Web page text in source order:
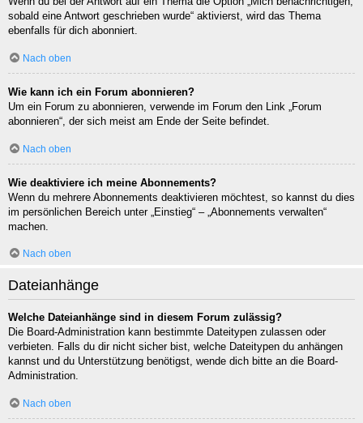
sobald eine Antwort geschrieben wurde“ aktivierst, wird das Thema
ebenfalls für dich abonniert.
Nach oben
Wie kann ich ein Forum abonnieren?
Um ein Forum zu abonnieren, verwende im Forum den Link „Forum
abonnieren“, der sich meist am Ende der Seite befindet.
Nach oben
Wie deaktiviere ich meine Abonnements?
Wenn du mehrere Abonnements deaktivieren möchtest, so kannst du dies
im persönlichen Bereich unter „Einstieg“ – „Abonnements verwalten“
machen.
Nach oben
Dateianhänge
Welche Dateianhänge sind in diesem Forum zulässig?
Die Board-Administration kann bestimmte Dateitypen zulassen oder
verbieten. Falls du dir nicht sicher bist, welche Dateitypen du anhängen
kannst und du Unterstützung benötigst, wende dich bitte an die Board-
Administration.
Nach oben